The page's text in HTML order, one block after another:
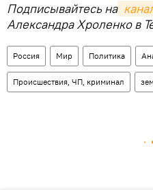
Подписывайтесь на
Александра Хроленко в
Россия Мир Политика
Происшествия, ЧП, криминал